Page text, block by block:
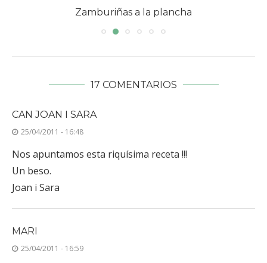
Zamburiñas a la plancha
17 COMENTARIOS
CAN JOAN I SARA
25/04/2011 - 16:48
Nos apuntamos esta riquísima receta !!!
Un beso.
Joan i Sara
MARI
25/04/2011 - 16:59